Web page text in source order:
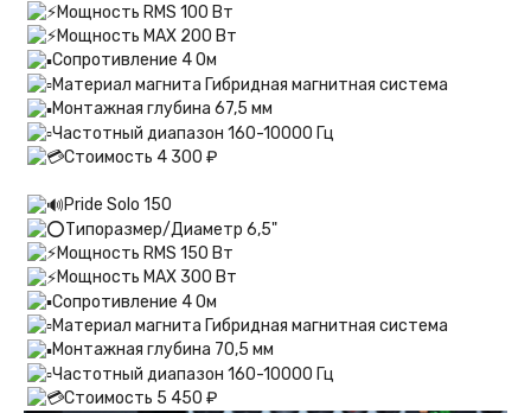
Мощность RMS 100 Вт
Мощность MAX 200 Вт
Сопротивление 4 Ом
Материал магнита Гибридная магнитная система
Монтажная глубина 67,5 мм
Частотный диапазон 160-10000 Гц
Стоимость 4 300 ₽
Pride Solo 150
Типоразмер/Диаметр 6,5"
Мощность RMS 150 Вт
Мощность MAX 300 Вт
Сопротивление 4 Ом
Материал магнита Гибридная магнитная система
Монтажная глубина 70,5 мм
Частотный диапазон 160-10000 Гц
Стоимость 5 450 ₽